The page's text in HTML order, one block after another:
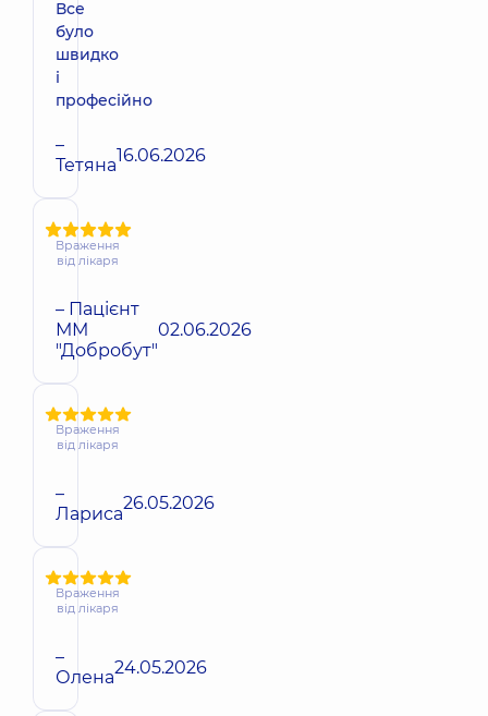
Все
було
швидко
і
професійно
–
Тетяна16.06.2026
Враження
від лікаря
– Пацієнт
ММ
"Добробут"
02.06.2026
Враження
від лікаря
–
Лариса26.05.2026
Враження
від лікаря
–
Олена24.05.2026